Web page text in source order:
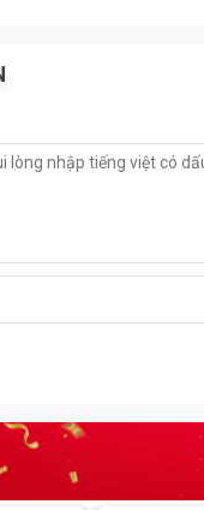
giữa các lớp thép là
1 khoang duy nhất có
nhỏ giúp khách